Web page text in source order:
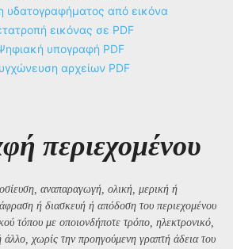
υδατογραφήματος από εικόνα
εικόνας σε PDF
υπογραφή PDF
αρχείων PDF
περιεχομένου
αναπαραγωγή, ολική, μερική ή
ή διασκευή ή απόδοση του περιεχομένου
τόπου με οποιονδήποτε τρόπο, ηλεκτρονικό,
χωρίς την προηγούμενη γραπτή άδεια του